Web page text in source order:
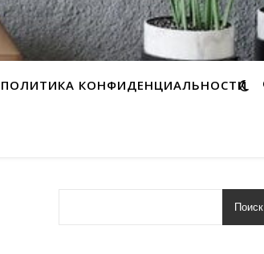
ПОЛИТИКА КОНФИДЕНЦИАЛЬНОСТИ
Поиск